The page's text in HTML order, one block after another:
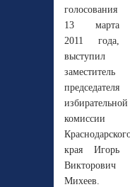
голосования
13 марта
2011 года,
выступил
заместитель
председателя
избирательной
комиссии
края Игорь
Викторович
Михеев.